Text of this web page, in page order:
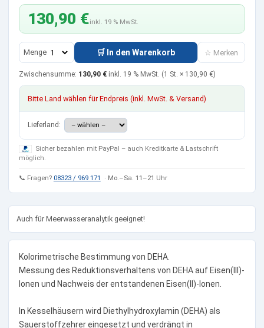
130,90 €inkl. 19 % MwSt.
Menge 🛒 In den Warenkorb ☆ Merken
Zwischensumme: 130,90 € inkl. 19 % MwSt. (1 St. × 130,90 €)
Bitte Land wählen für Endpreis (inkl. MwSt. & Versand)
Lieferland:
Sicher bezahlen mit PayPal – auch Kreditkarte & Lastschrift
möglich.
📞 Fragen? 08323 / 969 171 · Mo.–Sa. 11–21 Uhr
Auch für Meerwasseranalytik geeignet!
Kolorimetrische Bestimmung von DEHA.
Messung des Reduktionsverhaltens von DEHA auf Eisen(III)-
Ionen und Nachweis der entstandenen Eisen(II)-Ionen.
In Kesselhäusern wird Diethylhydroxylamin (DEHA) als
Sauerstoffzehrer eingesetzt und verdrängt in